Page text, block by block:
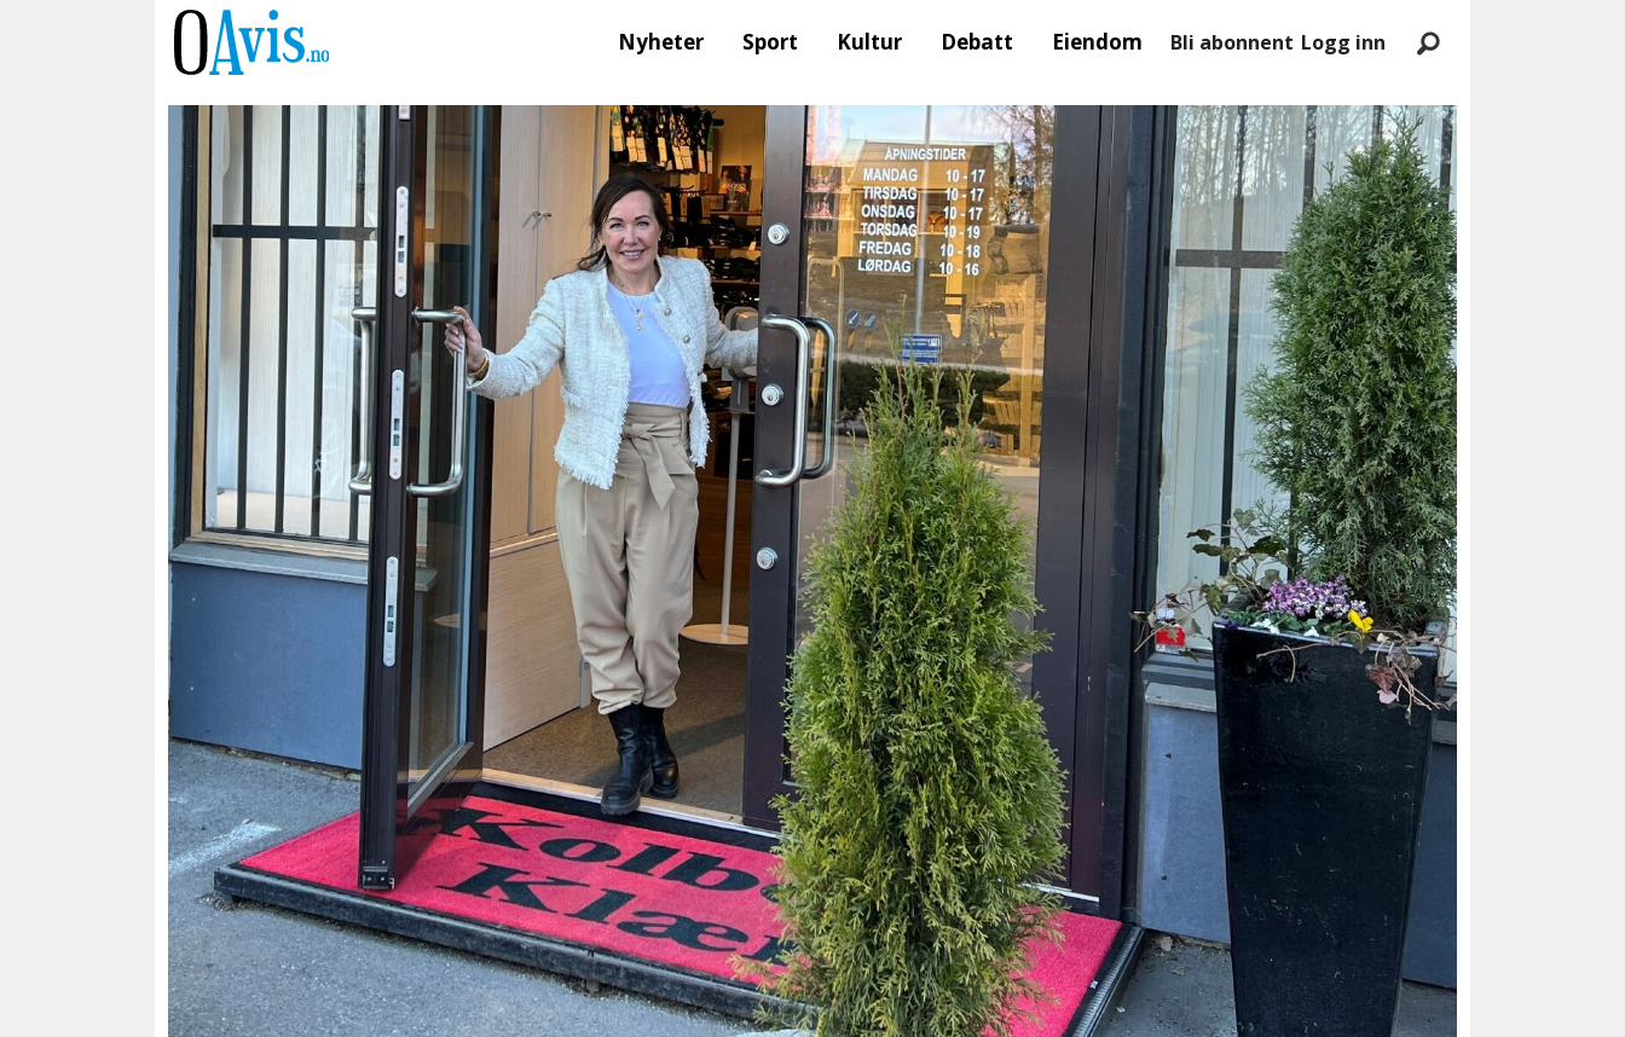
Nyheter Sport Kultur Debatt Eiendom Bli abonnent Logg inn